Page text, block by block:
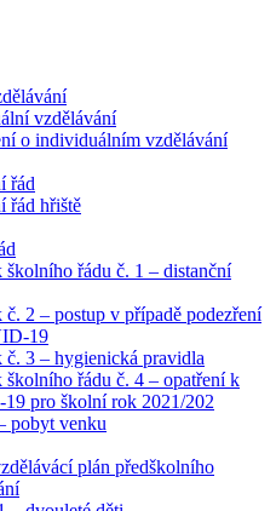
vzdělávání
o individuálním vzdělávání
řád
řád hřiště
školního řádu č. 1 – distanční
č. 2 – postup v případě podezření
19
č. 3 – hygienická pravidla
školního řádu č. 4 – opatření k
pro školní rok 2021/202
pobyt venku
plán předškolního